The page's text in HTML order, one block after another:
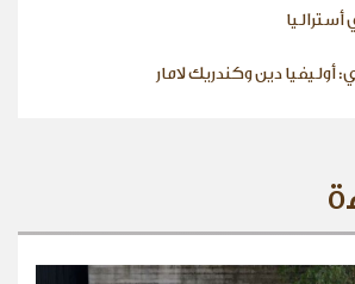
أوليفيا دين وكندريك لامار